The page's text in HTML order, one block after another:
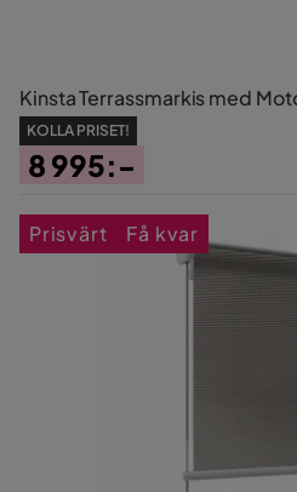
Kinsta Terrassmarkis med
KOLLA PRISET!
8 995:-
Prisvärt Få kvar